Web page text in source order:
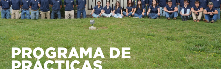
PROGRAMA DE
PRÁCTICAS